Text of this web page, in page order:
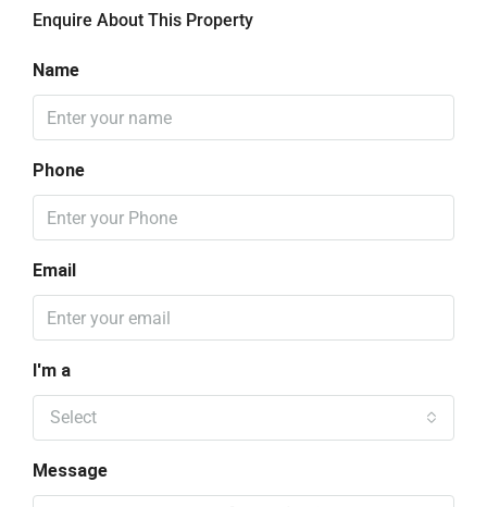
Enquire About This Property
Name
Phone
Email
I'm a
Select
Message